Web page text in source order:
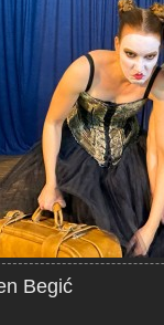
Begić